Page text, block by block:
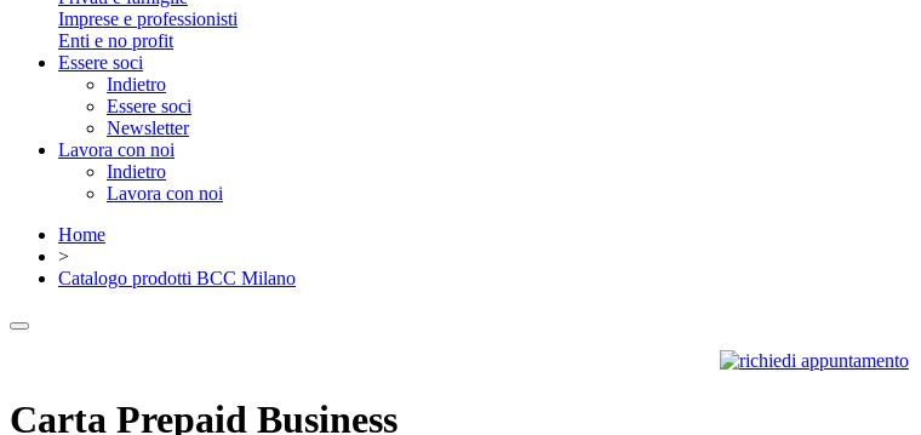
Imprese e professionisti
Enti e no profit
Essere soci
Indietro
Essere soci
Newsletter
Lavora con noi
Indietro
Lavora con noi
Home
>
Catalogo prodotti BCC Milano
Carta Prepaid Business